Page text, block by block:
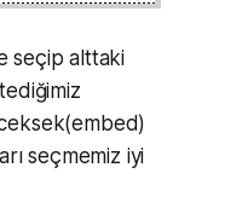
seçip alttaki
seçmemiz iyi